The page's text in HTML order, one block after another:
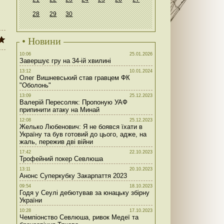
28 29 30
• Новини
10:06 25.01.2026
Завершує гру на 34-ій хвилині
13:12 10.01.2024
Олег Вишневський став гравцем ФК
"Оболонь"
13:09 25.12.2023
Валерій Пересоляк: Пропоную УАФ
припинити атаку на Минай
12:08 25.12.2023
Желько Любенович: Я не боявся їхати в
Україну та був готовий до цього, адже, на
жаль, пережив дві війни
17:42 22.10.2023
Трофейний покер Севлюша
13:11 20.10.2023
Анонс Суперкубку Закарпаття 2023
09:54 18.10.2023
Годя у Сеулі дебютував за юнацьку збірну
України
10:28 17.10.2023
Чемпіонство Севлюша, ривок Медеї та